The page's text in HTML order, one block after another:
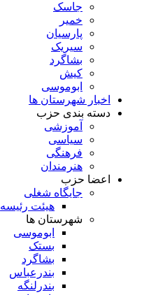
جاسک
خمیر
پارسیان
سیریک
بشاگرد
کیش
ابوموسی
اخبار شهرستان ها
دسته بندی حزب
آموزشی
سیاسی
فرهنگی
هنرمندان
اعضا حزب
جایگاه شغلی
هیئت رئیسه
شهرستان ها
ابوموسی
بستک
بشاگرد
بندرعباس
بندرلنگه